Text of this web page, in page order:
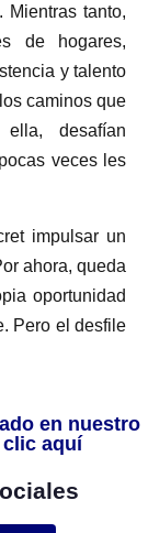
Mientras tanto,
de hogares,
y talento
caminos que
desafían
veces les
impulsar un
ahora, queda
oportunidad
Pero el desfile
en nuestro
aquí